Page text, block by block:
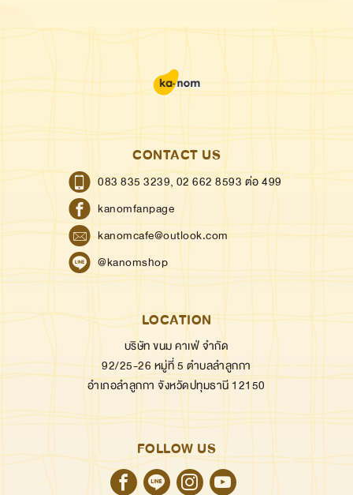
CONTACT US
083 835 3239, 02 662 8593 ต่อ 499
kanomfanpage
kanomcafe@outlook.com
@kanomshop
LOCATION
บริษัท ขนม คาเฟ่ จำกัด
92/25-26 หมู่ที่ 5 ตำบลลำลูกกา
อำเภอลำลูกกา จังหวัดปทุมธานี 12150
FOLLOW US